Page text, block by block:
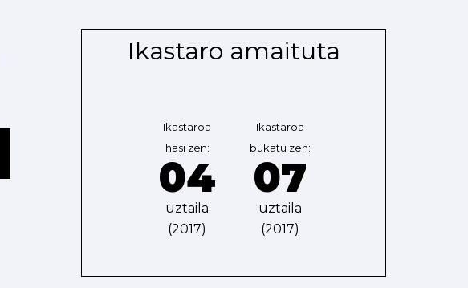
Ikastaro amaituta
Ikastaroa
hasi zen:
04
uztaila
(2017)
Ikastaroa
bukatu zen:
07
uztaila
(2017)